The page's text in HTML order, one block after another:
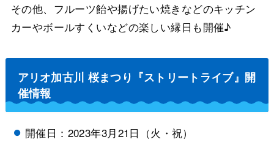
その他、フルーツ飴や揚げたい焼きなどのキッチン
カーやボールすくいなどの楽しい縁日も開催♪
アリオ加古川 桜まつり『ストリートライブ』開
催情報
開催日：2023年3月21日（火・祝）